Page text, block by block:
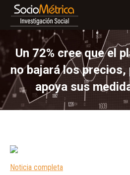
Un 72% cree que el
no bajará los precios,
apoya sus
Noticia completa